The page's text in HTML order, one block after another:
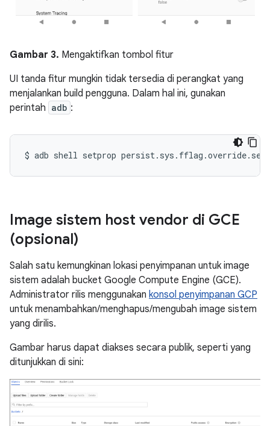
Gambar 3. Mengaktifkan tombol fitur
UI tanda fitur mungkin tidak tersedia di perangkat yang
menjalankan build pengguna. Dalam hal ini, gunakan
perintah adb :
$ adb shell setprop
Image sistem host vendor di GCE
(opsional)
Salah satu kemungkinan lokasi penyimpanan untuk image
sistem adalah bucket Google Compute Engine (GCE).
Administrator rilis menggunakan konsol penyimpanan GCP
untuk menambahkan/menghapus/mengubah image sistem
yang dirilis.
Gambar harus dapat diakses secara publik, seperti yang
ditunjukkan di sini: